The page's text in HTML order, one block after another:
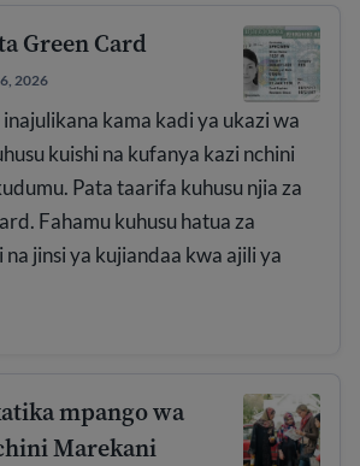
Green Card
2026
kama kadi ya ukazi wa
kuishi na kufanya kazi nchini
Pata taarifa kuhusu njia za
Fahamu kuhusu hatua za
jinsi ya kujiandaa kwa ajili ya
mpango wa
Marekani